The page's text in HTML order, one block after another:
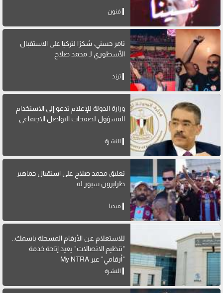
فنون
تامر حسني: شكرًا لتركيا على الاستقبال
الأسطوري لـ محمد صلاح
ترند
وزارة الدولة للإعلام تدعو إلى الاستخدام
المسؤول لصفحات التواصل الاجتماعي
النشرة
تعليق محمد صلاح على استقبال جماهير
طرابزون سبور له
ميديا
للاستعلام عن الأرقام المسجلة باسمك..
"تنظيم الاتصالات" يعيد إتاحة خدمة
"أرقامي" عبر My NTRA
النشرة